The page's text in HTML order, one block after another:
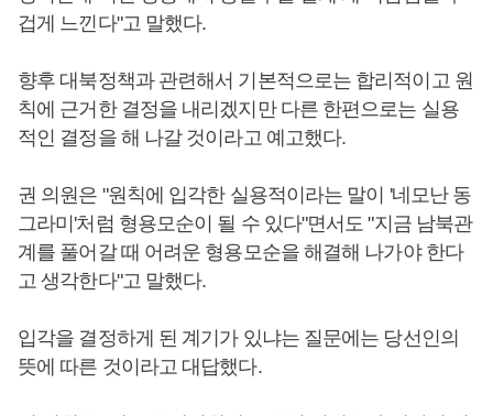
겁게 느낀다"고 말했다.
향후 대북정책과 관련해서 기본적으로는 합리적이고 원
칙에 근거한 결정을 내리겠지만 다른 한편으로는 실용
적인 결정을 해 나갈 것이라고 예고했다.
권 의원은 "원칙에 입각한 실용적이라는 말이 '네모난 동
그라미'처럼 형용모순이 될 수 있다"면서도 "지금 남북관
계를 풀어갈 때 어려운 형용모순을 해결해 나가야 한다
고 생각한다"고 말했다.
입각을 결정하게 된 계기가 있냐는 질문에는 당선인의
뜻에 따른 것이라고 대답했다.